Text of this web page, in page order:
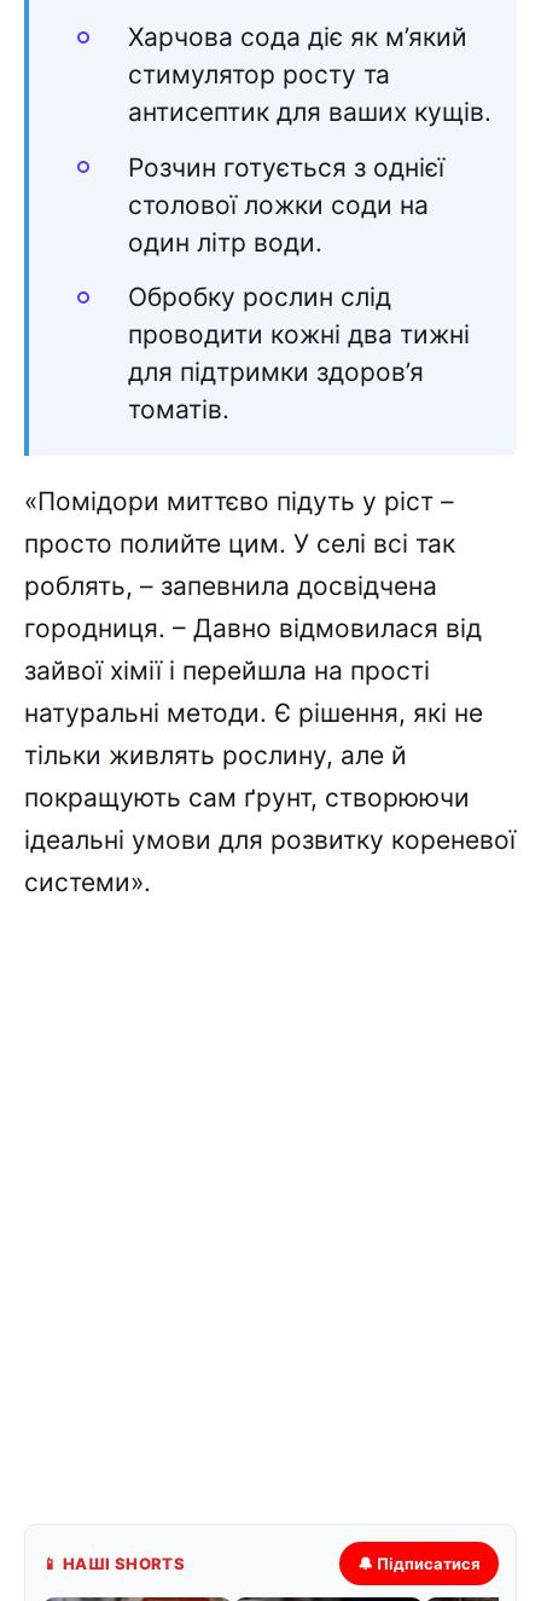
Харчова сода діє як м’який
стимулятор росту та
антисептик для ваших кущів.
Розчин готується з однієї
столової ложки соди на
один літр води.
Обробку рослин слід
проводити кожні два тижні
для підтримки здоров’я
томатів.
«Помідори миттєво підуть у ріст –
просто полийте цим. У селі всі так
роблять, – запевнила досвідчена
городниця. – Давно відмовилася від
зайвої хімії і перейшла на прості
натуральні методи. Є рішення, які не
тільки живлять рослину, але й
покращують сам ґрунт, створюючи
ідеальні умови для розвитку кореневої
системи».
📱 НАШІ SHORTS 🔔 Підписатися